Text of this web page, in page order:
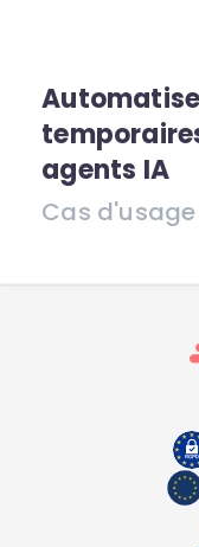
agents IA
Cas